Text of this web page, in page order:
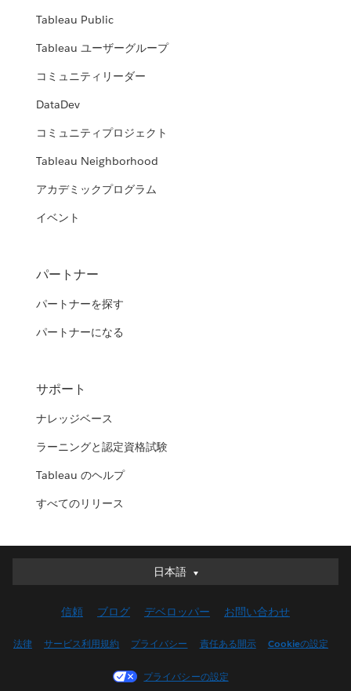
Tableau Public
Tableau ユーザーグループ
コミュニティリーダー
DataDev
コミュニティプロジェクト
Tableau Neighborhood
アカデミックプログラム
イベント
パートナー
パートナーを探す
パートナーになる
サポート
ナレッジベース
ラーニングと認定資格試験
Tableau のヘルプ
すべてのリリース
日本語
日本語
English (UK)
Français (Canada)
信頼 ブログ デベロッパー お問い合わせ
法律 サービス利用規約 プライバシー 責任ある開示 Cookieの設定
プライバシーの設定